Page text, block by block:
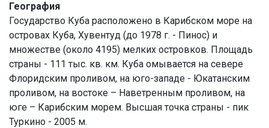
География
Государство Куба расположено в Карибском море на
островах Куба, Хувентуд (до 1978 г. - Пинос) и
множестве (около 4195) мелких островков. Площадь
страны - 111 тыс. кв. км. Куба омывается на севере
Флоридским проливом, на юго-западе - Юкатанским
проливом, на востоке – Наветренным проливом, на
юге – Карибским морем. Высшая точка страны - пик
Туркино - 2005 м.